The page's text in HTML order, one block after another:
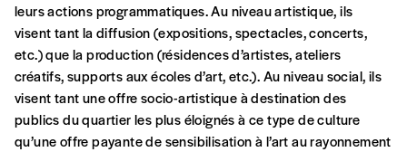
J’offre le(s) numéro(s)
Vos coordonnées
Prénom*
leurs actions programmatiques. Au niveau artistique, ils
visent tant la diffusion (expositions, spectacles, concerts,
etc.) que la production (résidences d’artistes, ateliers
créatifs, supports aux écoles d’art, etc.). Au niveau social, ils
visent tant une offre socio-artistique à destination des
publics du quartier les plus éloignés à ce type de culture
qu’une offre payante de sensibilisation à l’art au rayonnement